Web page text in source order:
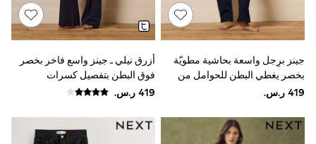
Sandals & Clogs
Sun Safe
Rash Vests
Sun Hats & Caps
Sunglasses
Baby Holiday Shop
Baby Summer Nightwear
Dresses
Sets & Outfits
جينز برِجل واسعة بحاشية مطويّة
بخصر يغطي البطن للحوامل من
Seraphine
أزرق نيلي ـ جينز واسع فاخر بخصر
فوق البطن بتفصيل كسرات
للحوامل من Seraphine